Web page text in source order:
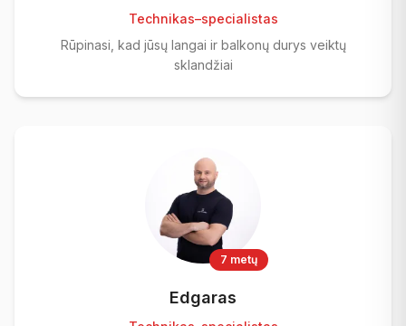
Technikas–specialistas
Rūpinasi, kad jūsų langai ir balkonų durys veiktų
sklandžiai
7 metų
Edgaras